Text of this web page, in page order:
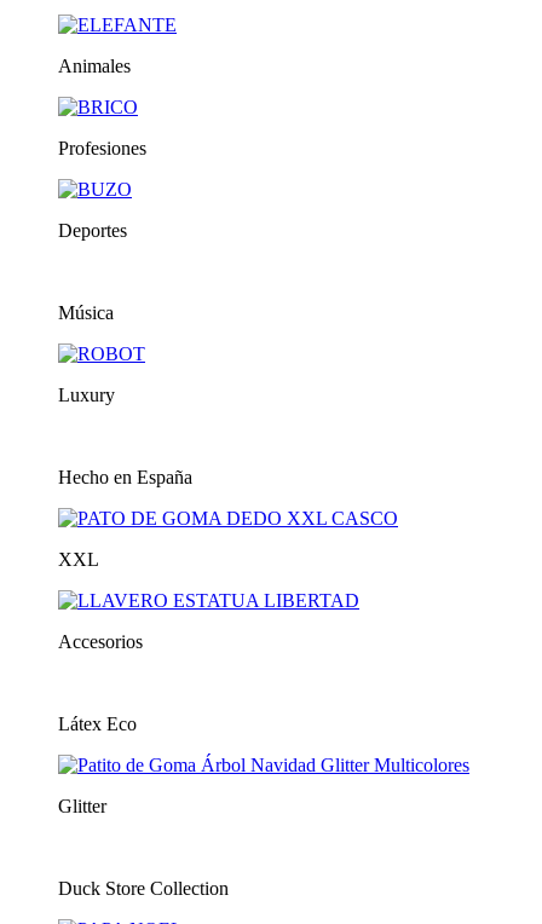
Animales
Profesiones
Deportes
Música
Luxury
Hecho en España
XXL
Accesorios
Látex Eco
Glitter
Duck Store Collection